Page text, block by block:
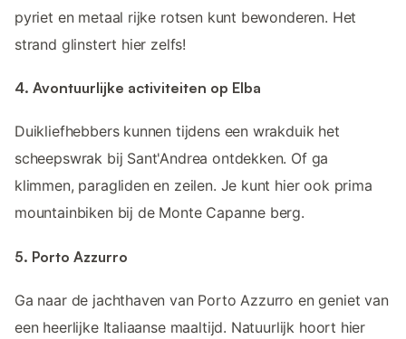
pyriet en metaal rijke rotsen kunt bewonderen. Het
strand glinstert hier zelfs!
4. Avontuurlijke activiteiten op Elba
Duikliefhebbers kunnen tijdens een wrakduik het
scheepswrak bij Sant'Andrea ontdekken. Of ga
klimmen, paragliden en zeilen. Je kunt hier ook prima
mountainbiken bij de Monte Capanne berg.
5. Porto Azzurro
Ga naar de jachthaven van Porto Azzurro en geniet van
een heerlijke Italiaanse maaltijd. Natuurlijk hoort hier